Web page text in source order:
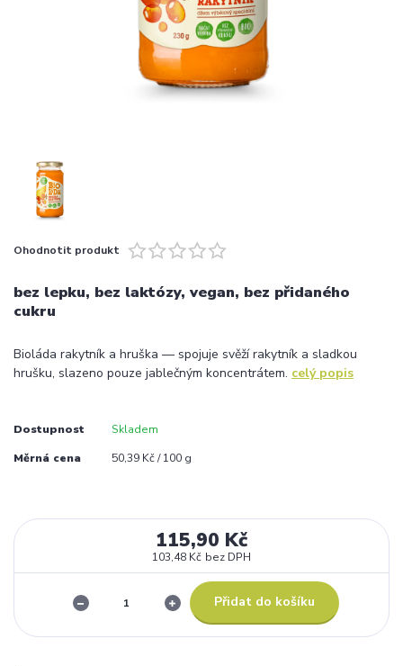
Ohodnotit produkt
bez lepku, bez laktózy, vegan, bez přidaného
cukru
Bioláda rakytník a hruška — spojuje svěží rakytník a sladkou
hrušku, slazeno pouze jablečným koncentrátem. celý popis
Dostupnost Skladem
Měrná cena 50,39 Kč / 100 g
115,90 Kč
103,48 Kč bez DPH
Přidat do košíku